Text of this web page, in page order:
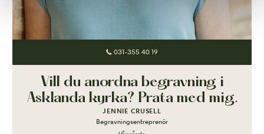
031-355 40 19
Vill du anordna begravning i
Asklanda kyrka? Prata med mig.
JENNIE CRUSELL
Begravningsentreprenör